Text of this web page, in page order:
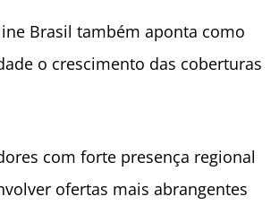
Brasil também aponta como
o crescimento das coberturas
com forte presença regional
ofertas mais abrangentes